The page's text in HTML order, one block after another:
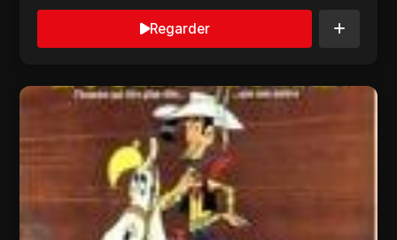
Regarder